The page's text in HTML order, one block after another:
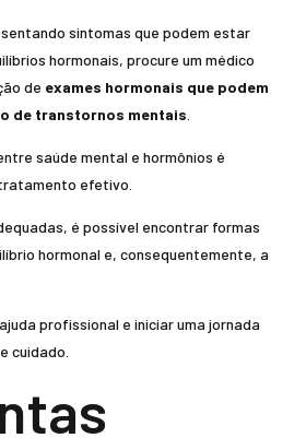
sintomas que podem estar
hormonais, procure um médico
de exames hormonais que podem
de transtornos mentais
saúde mental e hormônios é
efetivo.
é possível encontrar formas
hormonal e, consequentemente, a
profissional e iniciar uma jornada
cuidado.